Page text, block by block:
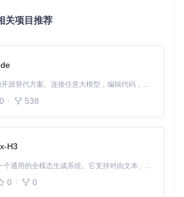
择画质模式（推荐4G环境下使用720p/60f
接以获得稳定传输
"编码预设"调整为"低延迟"模式
获得最佳视觉体验
释放硬件潜力
推荐配置
NVENC
降低CPU占用30%
开启
关项目推荐
Claude Code 的开源替代方案。连接任意大模型，编辑代码，运行命令，自动验证 — 全自动执行。用 Rust 构建，极致性能。 ｜ An open-source alternative to Claude Code. Connect any LLM, edit code, run commands, and verify changes — autonomously. Built in Rust for speed. Get Started
0 538
H3
MiniMax H3 是一个通用的全模态生成系统。它支持对由文本、图像、视频和音频组成的多模态上下文进行统一理解，并能生成分辨率高达 2K、时长可达 15 秒的带原生立体声音频的视频。得益于面向任务泛化的系统设计，H3 在预训练阶段就已具备广泛的多模态上下文理解与生成能力，能够出色地执行复杂的多模态指令。
0 0